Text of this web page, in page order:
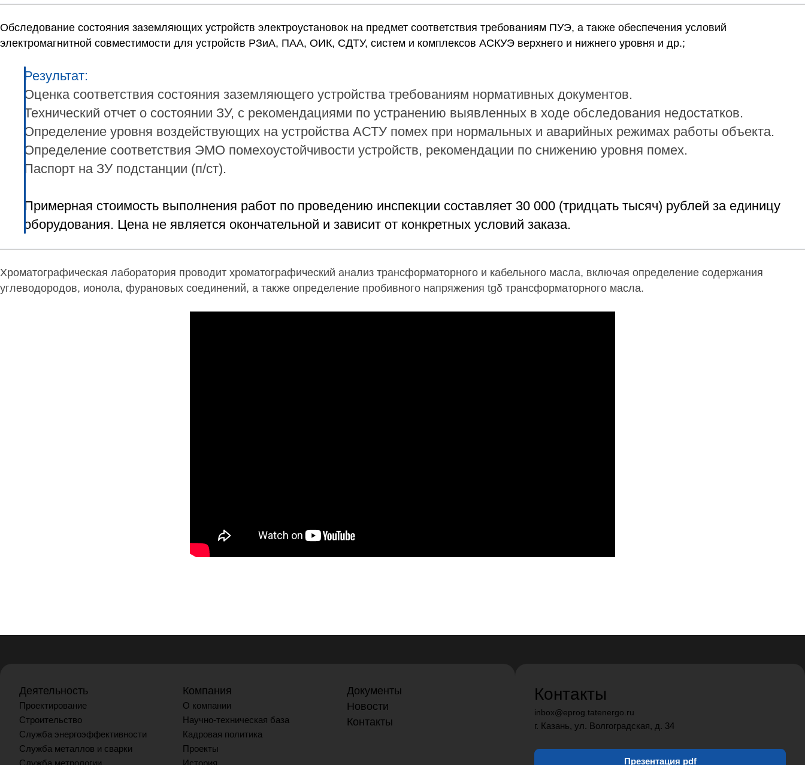
Обследование состояния заземляющих устройств электроустановок на предмет соответствия требованиям ПУЭ, а также обеспечения условий
электромагнитной совместимости для устройств РЗиА, ПАА, ОИК, СДТУ, систем и комплексов АСКУЭ верхнего и нижнего уровня и др.;
Результат:
Оценка соответствия состояния заземляющего устройства требованиям нормативных документов.
Технический отчет о состоянии ЗУ, с рекомендациями по устранению выявленных в ходе обследования недостатков.
Определение уровня воздействующих на устройства АСТУ помех при нормальных и аварийных режимах работы объекта.
Определение соответствия ЭМО помехоустойчивости устройств, рекомендации по снижению уровня помех.
Паспорт на ЗУ подстанции (п/ст).
Примерная стоимость выполнения работ по проведению инспекции составляет 30 000 (тридцать тысяч) рублей за единицу
оборудования. Цена не является окончательной и зависит от конкретных условий заказа.
Хроматографическая лаборатория проводит хроматографический анализ трансформаторного и кабельного масла, включая определение содержания
углеводородов, ионола, фурановых соединений, а также определение пробивного напряжения tgδ трансформаторного масла.
Деятельность
Проектирование
Строительство
Служба энергоэффективности
Служба металлов и сварки
Служба метрологии
Компания
О компании
Научно-техническая база
Кадровая политика
Проекты
История
Документы
Новости
Контакты
Контакты
inbox@eprog.tatenergo.ru
г. Казань, ул. Волгоградская, д. 34
Презентация pdf